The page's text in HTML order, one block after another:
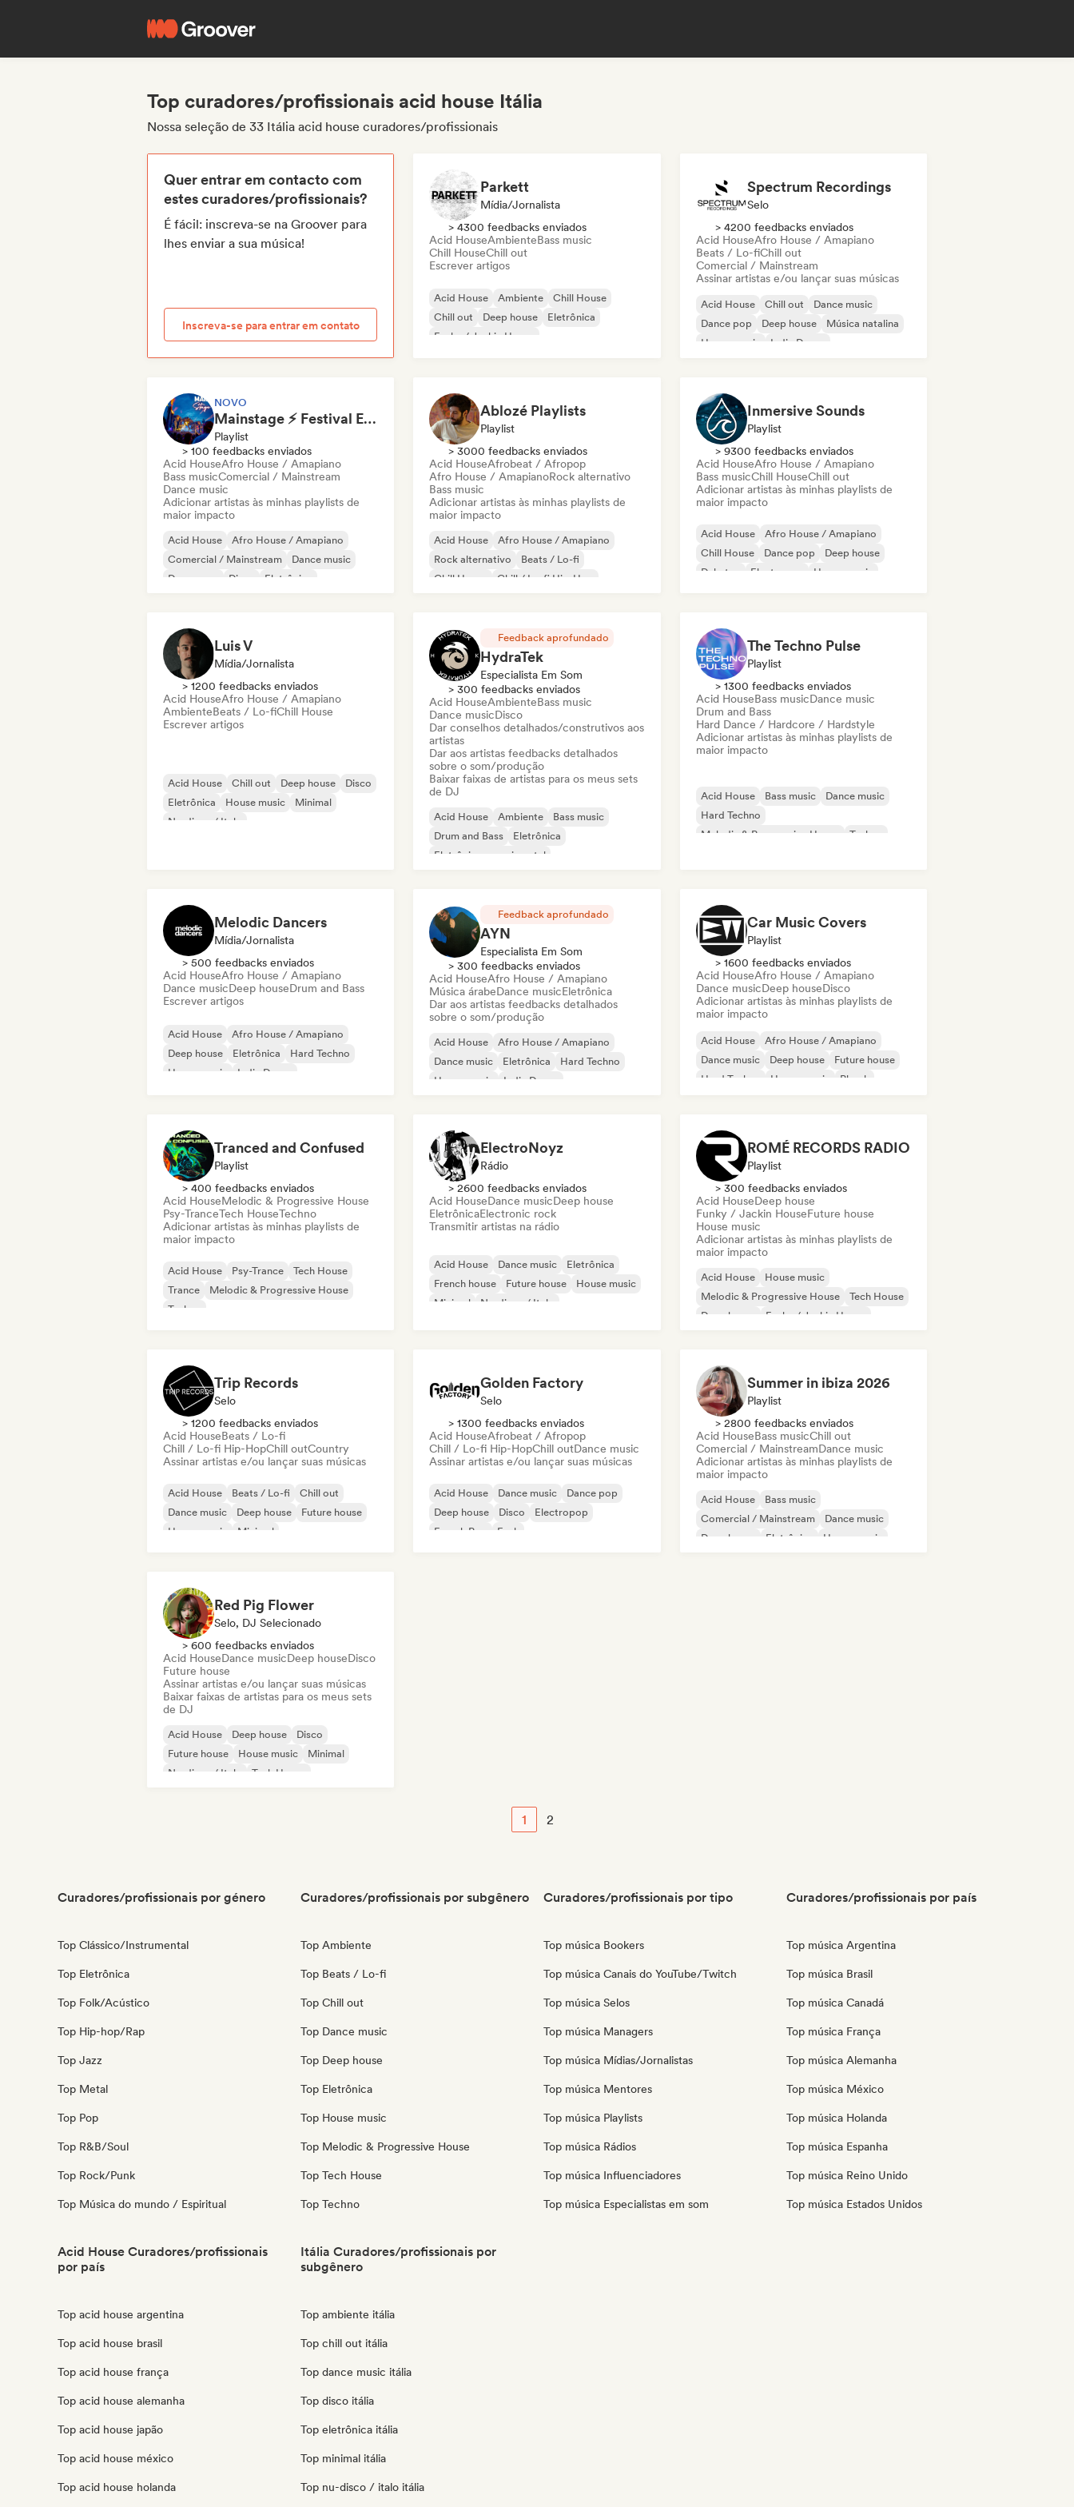
Top curadores/profissionais acid house Itália
Nossa seleção de 33 Itália acid house curadores/profissionais
Quer entrar em contacto com
estes curadores/profissionais?
É fácil: inscreva-se na Groover para
lhes enviar a sua música!
Inscreva-se para entrar em contato
Parkett
Mídia/Jornalista
> 4300 feedbacks enviados
Acid HouseAmbienteBass music
Chill HouseChill out
Escrever artigos
Acid House Ambiente
Chill House
Chill out
Deep house
Eletrônica
Funky / Jackin House
Spectrum Recordings
Selo
> 4200 feedbacks enviados
Acid HouseAfro House / Amapiano
Beats / Lo-fiChill out
Comercial / Mainstream
Assinar artistas e/ou lançar suas músicas
Acid House Chill out
Dance music
Dance pop
Deep house
Música natalina
House music
Indie Dance
NOVO
Mainstage ⚡ Festival EDM, Big Room & House Anthems
Playlist
> 100 feedbacks enviados
Acid HouseAfro House / Amapiano
Bass musicComercial / Mainstream
Dance music
Adicionar artistas às minhas playlists de
maior impacto
Acid House
Afro House / Amapiano
Comercial / Mainstream
Dance music
Dance pop
Disco
Eletrônica
Ablozé Playlists
Playlist
> 3000 feedbacks enviados
Acid HouseAfrobeat / Afropop
Afro House / AmapianoRock alternativo
Bass music
Adicionar artistas às minhas playlists de
maior impacto
Acid House
Afro House / Amapiano
Rock alternativo
Beats / Lo-fi
Chill House
Chill / Lo-fi Hip-Hop
Inmersive Sounds
Playlist
> 9300 feedbacks enviados
Acid HouseAfro House / Amapiano
Bass musicChill HouseChill out
Adicionar artistas às minhas playlists de
maior impacto
Acid House
Afro House / Amapiano
Chill House
Dance pop
Deep house
Dubstep
Electropop House music
Luis V
Mídia/Jornalista
> 1200 feedbacks enviados
Acid HouseAfro House / Amapiano
AmbienteBeats / Lo-fiChill House
Escrever artigos
Acid House Chill out Deep house
Disco
Eletrônica
House music
Minimal
Nu-disco / Italo
Feedback aprofundado
HydraTek
Especialista Em Som
> 300 feedbacks enviados
Acid HouseAmbienteBass music
Dance musicDisco
Dar conselhos detalhados/construtivos aos
artistas
Dar aos artistas feedbacks detalhados
sobre o som/produção
Baixar faixas de artistas para os meus sets
de DJ
Acid House Ambiente
Bass music
Drum and Bass
Eletrônica
Eletrônica experimental
The Techno Pulse
Playlist
> 1300 feedbacks enviados
Acid HouseBass musicDance music
Drum and Bass
Hard Dance / Hardcore / Hardstyle
Adicionar artistas às minhas playlists de
maior impacto
Acid House Bass music
Dance music
Hard Techno
Melodic & Progressive House
Techno
Melodic Dancers
Mídia/Jornalista
> 500 feedbacks enviados
Acid HouseAfro House / Amapiano
Dance musicDeep houseDrum and Bass
Escrever artigos
Acid House
Afro House / Amapiano
Deep house
Eletrônica
Hard Techno
House music
Indie Dance
Feedback aprofundado
AYN
Especialista Em Som
> 300 feedbacks enviados
Acid HouseAfro House / Amapiano
Música árabeDance musicEletrônica
Dar aos artistas feedbacks detalhados
sobre o som/produção
Acid House
Afro House / Amapiano
Dance music
Eletrônica
Hard Techno
House music
Indie Dance
Car Music Covers
Playlist
> 1600 feedbacks enviados
Acid HouseAfro House / Amapiano
Dance musicDeep houseDisco
Adicionar artistas às minhas playlists de
maior impacto
Acid House
Afro House / Amapiano
Dance music
Deep house
Future house
Hard Techno
House music Phonk
Tranced and Confused
Playlist
> 400 feedbacks enviados
Acid HouseMelodic & Progressive House
Psy-TranceTech HouseTechno
Adicionar artistas às minhas playlists de
maior impacto
Acid House Psy-Trance
Tech House
Trance
Melodic & Progressive House
Techno
ElectroNoyz
Rádio
> 2600 feedbacks enviados
Acid HouseDance musicDeep house
EletrônicaElectronic rock
Transmitir artistas na rádio
Acid House Dance music
Eletrônica
French house
Future house
House music
Minimal
Nu-disco / Italo
ROMÉ RECORDS RADIO
Playlist
> 300 feedbacks enviados
Acid HouseDeep house
Funky / Jackin HouseFuture house
House music
Adicionar artistas às minhas playlists de
maior impacto
Acid House
House music
Melodic & Progressive House
Tech House
Deep house
Funky / Jackin House
Trip Records
Selo
> 1200 feedbacks enviados
Acid HouseBeats / Lo-fi
Chill / Lo-fi Hip-HopChill outCountry
Assinar artistas e/ou lançar suas músicas
Acid House Beats / Lo-fi
Chill out
Dance music
Deep house
Future house
House music
Minimal
Golden Factory
Selo
> 1300 feedbacks enviados
Acid HouseAfrobeat / Afropop
Chill / Lo-fi Hip-HopChill outDance music
Assinar artistas e/ou lançar suas músicas
Acid House Dance music
Dance pop
Deep house
Disco
Electropop
French Pop
Funk
Summer in ibiza 2026
Playlist
> 2800 feedbacks enviados
Acid HouseBass musicChill out
Comercial / MainstreamDance music
Adicionar artistas às minhas playlists de
maior impacto
Acid House
Bass music
Comercial / Mainstream
Dance music
Deep house
Eletrônica
House music
Red Pig Flower
Selo, DJ Selecionado
> 600 feedbacks enviados
Acid HouseDance musicDeep houseDisco
Future house
Assinar artistas e/ou lançar suas músicas
Baixar faixas de artistas para os meus sets
de DJ
Acid House Deep house
Disco
Future house
House music
Minimal
Nu-disco / Italo
Tech House
1 2
Curadores/profissionais por género
Top Clássico/Instrumental
Top Eletrônica
Top Folk/Acústico
Top Hip-hop/Rap
Top Jazz
Top Metal
Top Pop
Top R&B/Soul
Top Rock/Punk
Top Música do mundo / Espiritual
Curadores/profissionais por subgênero
Top Ambiente
Top Beats / Lo-fi
Top Chill out
Top Dance music
Top Deep house
Top Eletrônica
Top House music
Top Melodic & Progressive House
Top Tech House
Top Techno
Curadores/profissionais por tipo
Top música Bookers
Top música Canais do YouTube/Twitch
Top música Selos
Top música Managers
Top música Mídias/Jornalistas
Top música Mentores
Top música Playlists
Top música Rádios
Top música Influenciadores
Top música Especialistas em som
Curadores/profissionais por país
Top música Argentina
Top música Brasil
Top música Canadá
Top música França
Top música Alemanha
Top música México
Top música Holanda
Top música Espanha
Top música Reino Unido
Top música Estados Unidos
Acid House Curadores/profissionais
por país
Top acid house argentina
Top acid house brasil
Top acid house frança
Top acid house alemanha
Top acid house japão
Top acid house méxico
Top acid house holanda
Itália Curadores/profissionais por
subgênero
Top ambiente itália
Top chill out itália
Top dance music itália
Top disco itália
Top eletrônica itália
Top minimal itália
Top nu-disco / italo itália